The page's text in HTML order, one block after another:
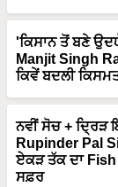
'ਕਿਸਾਨ ਤੋਂ ਬਣੇ
Manjit Singh
ਕਿਵੇਂ ਬਦਲੀ
ਨਵੀਂ ਸੋਚ + ਦ੍ਰਿੜ
Rupinder Pal
ਏਕੜ ਤੱਕ ਦਾ Fish
ਸਫ਼ਰ